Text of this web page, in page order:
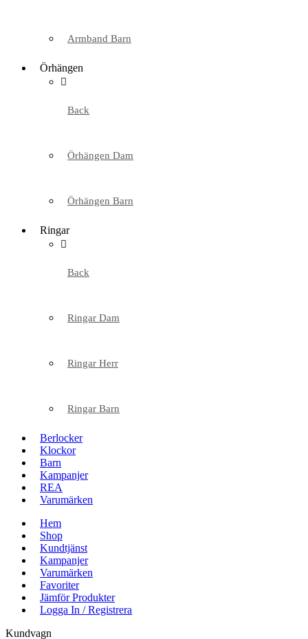
Armband Barn
Örhängen
Back
Örhängen Dam
Örhängen Barn
Ringar
Back
Ringar Dam
Ringar Herr
Ringar Barn
Berlocker
Klockor
Barn
Kampanjer
REA
Varumärken
Hem
Shop
Kundtjänst
Kampanjer
Varumärken
Favoriter
Jämför Produkter
Logga In / Registrera
Kundvagn